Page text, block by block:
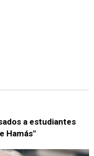
a estudiantes
Hamás"